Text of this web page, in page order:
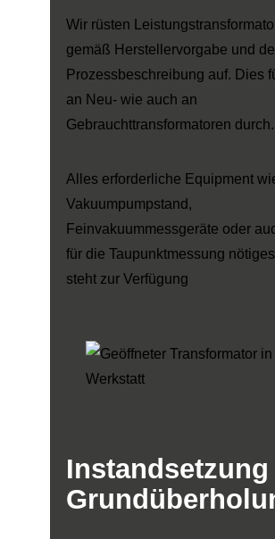
Wir rüsten
gemäß Herstellervorgabe und
Prozessbeschreibung auf. Dies
an Neu- wie auch an
Gebrauchttransformatoren durch.
Alles erforderliche Equipment
Vakuumpumpstand,
Feinvakuummessgeräte oder
für die Taupunktmessung
steht zur Verfügung
Instandsetzung